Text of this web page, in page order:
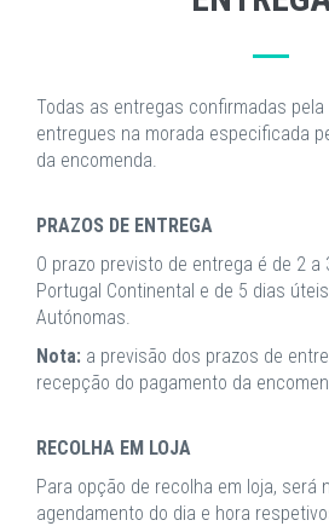
Todas as entregas confirmadas pela
entregues na morada especificada
da encomenda.
PRAZOS DE ENTREGA
O prazo previsto de entrega é de 2 a
Portugal Continental e de 5 dias
Autónomas.
Nota: a previsão dos prazos de
recepção do pagamento da
RECOLHA EM LOJA
Para opção de recolha em loja, será
agendamento do dia e hora